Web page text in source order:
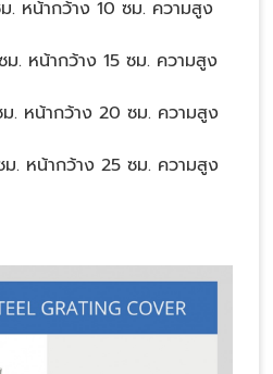
. หน้ากว้าง 10 ซม. ความสูง
. หน้ากว้าง 15 ซม. ความสูง
. หน้ากว้าง 20 ซม. ความสูง
. หน้ากว้าง 25 ซม. ความสูง